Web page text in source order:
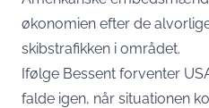
økonomien efter de
skibstrafikken i området.
Ifølge Bessent forventer
falde igen, når situationen